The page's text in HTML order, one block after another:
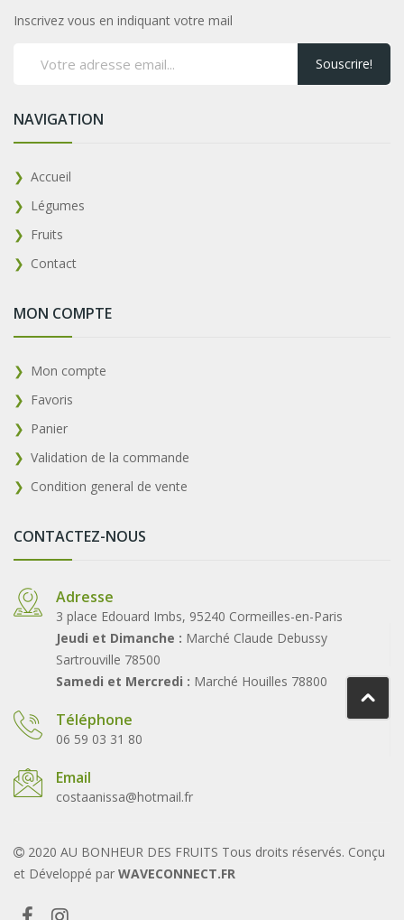
Inscrivez vous en indiquant votre mail
Souscrire!
NAVIGATION
Accueil
Légumes
Fruits
Contact
MON COMPTE
Mon compte
Favoris
Panier
Validation de la commande
Condition general de vente
CONTACTEZ-NOUS
Adresse
3 place Edouard Imbs, 95240 Cormeilles-en-Paris
Jeudi et Dimanche : Marché Claude Debussy
Sartrouville 78500
Samedi et Mercredi : Marché Houilles 78800
Téléphone
06 59 03 31 80
Email
costaanissa@hotmail.fr
2020 AU BONHEUR DES FRUITS Tous droits réservés. Conçu
et Développé par WAVECONNECT.FR